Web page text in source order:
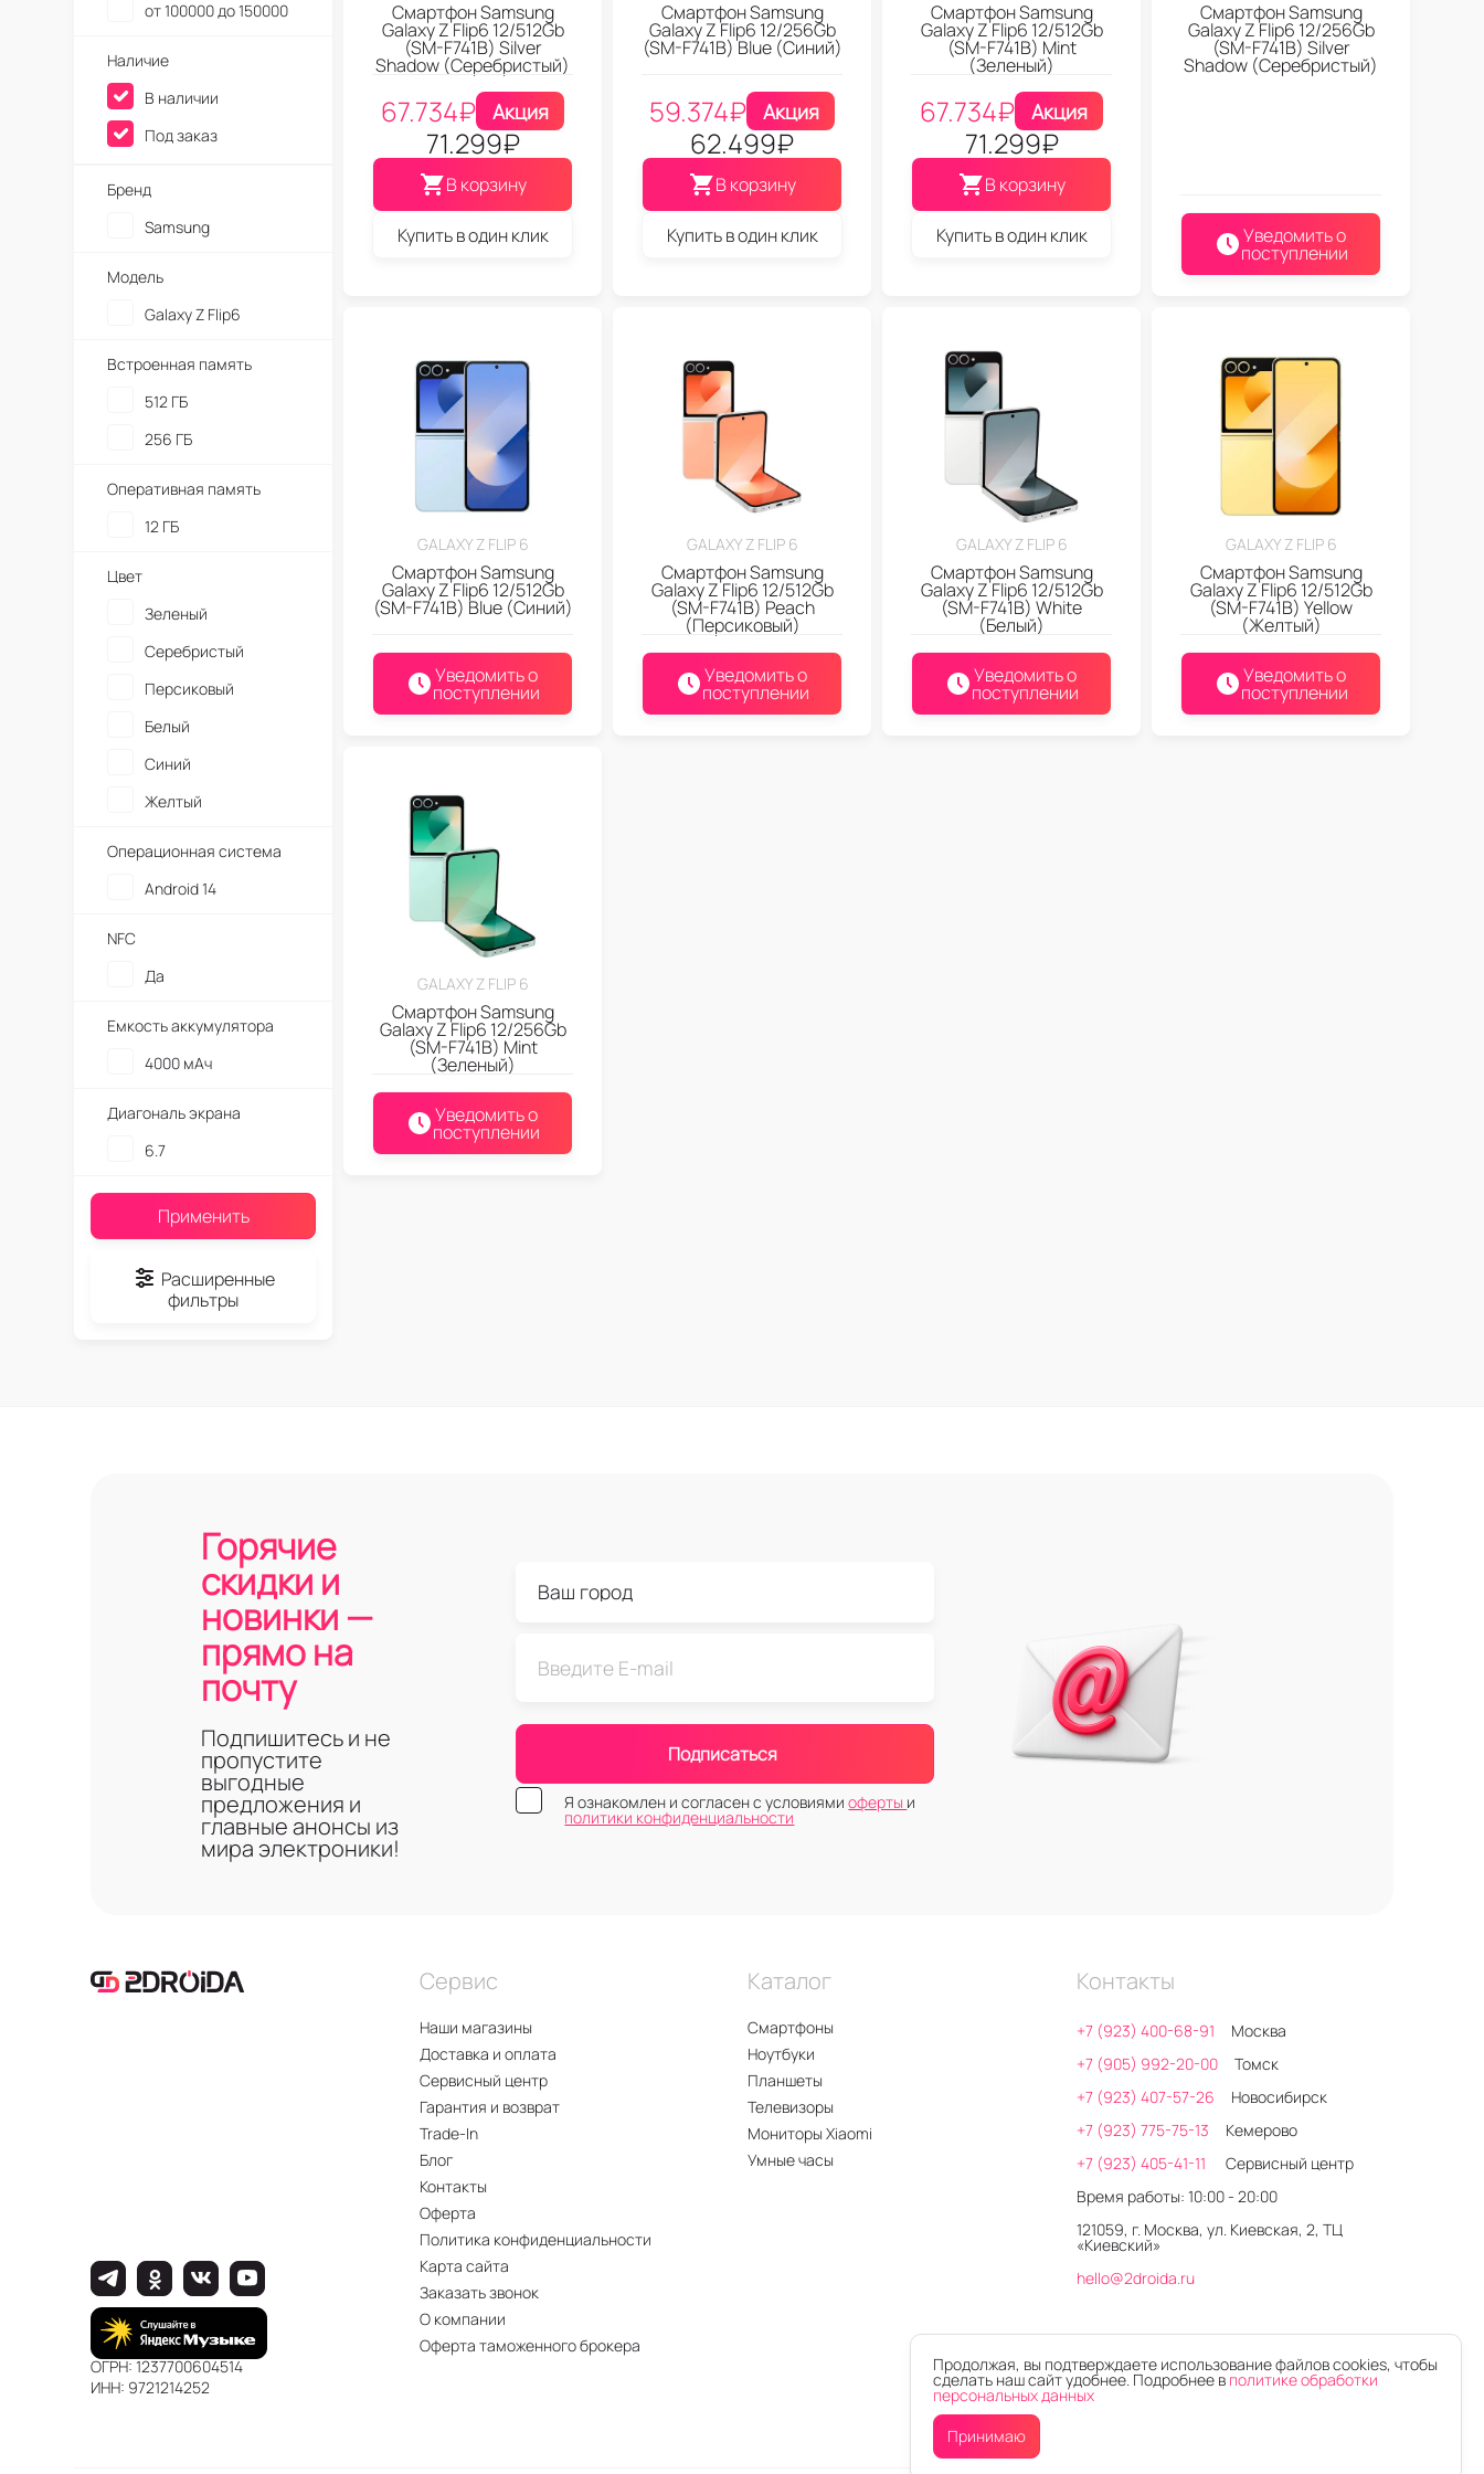
Смартфон Samsung
Galaxy Z Flip6 12/512Gb
(SM-F741B) Silver
Shadow (Серебристый)
67.734₽ Акция
71.299₽
В корзину
Купить в один клик
Смартфон Samsung
Galaxy Z Flip6 12/256Gb
(SM-F741B) Blue (Синий)
59.374₽ Акция
62.499₽
В корзину
Купить в один клик
Смартфон Samsung
Galaxy Z Flip6 12/512Gb
(SM-F741B) Mint
(Зеленый)
67.734₽ Акция
71.299₽
В корзину
Купить в один клик
Смартфон Samsung
Galaxy Z Flip6 12/256Gb
(SM-F741B) Silver
Shadow (Серебристый)
Уведомить о
поступлении
GALAXY Z FLIP 6
Смартфон Samsung
Galaxy Z Flip6 12/512Gb
(SM-F741B) Blue (Синий)
Уведомить о
поступлении
GALAXY Z FLIP 6
Смартфон Samsung
Galaxy Z Flip6 12/512Gb
(SM-F741B) Peach
(Персиковый)
Уведомить о
поступлении
GALAXY Z FLIP 6
Смартфон Samsung
Galaxy Z Flip6 12/512Gb
(SM-F741B) White
(Белый)
Уведомить о
поступлении
GALAXY Z FLIP 6
Смартфон Samsung
Galaxy Z Flip6 12/512Gb
(SM-F741B) Yellow
(Желтый)
Уведомить о
поступлении
GALAXY Z FLIP 6
Смартфон Samsung
Galaxy Z Flip6 12/256Gb
(SM-F741B) Mint
(Зеленый)
Уведомить о
поступлении
от 100000 до 150000
Наличие
В наличии
Под заказ
Бренд
Samsung
Модель
Galaxy Z Flip6
Встроенная память
512 ГБ
256 ГБ
Оперативная память
12 ГБ
Цвет
Зеленый
Серебристый
Персиковый
Белый
Синий
Желтый
Операционная система
Android 14
NFC
Да
Емкость аккумулятора
4000 мАч
Диагональ экрана
6.7
Применить
Расширенные
фильтры
Горячие
скидки и
новинки —
прямо на
почту
Подпишитесь и не
пропустите
выгодные
предложения и
главные анонсы из
мира электроники!
Подписаться
Я ознакомлен и согласен с условиямиоферты и
политики конфиденциальности
Сервис
Наши магазины
Доставка и оплата
Сервисный центр
Гарантия и возврат
Trade-In
Блог
Контакты
Оферта
Политика конфиденциальности
Карта сайта
Заказать звонок
О компании
Оферта таможенного брокера
Каталог
Смартфоны
Ноутбуки
Планшеты
Телевизоры
Мониторы Xiaomi
Умные часы
Контакты
+7 (923) 400-68-91
Москва
+7 (905) 992-20-00
Томск
+7 (923) 407-57-26
Новосибирск
+7 (923) 775-75-13
Кемерово
+7 (923) 405-41-11
Сервисный центр
Время работы: 10:00 - 20:00
121059, г. Москва, ул. Киевская, 2, ТЦ
«Киевский»
hello@2droida.ru
ОГРН: 1237700604514
ИНН: 9721214252
Продолжая, вы подтверждаете использование файлов cookies, чтобы
сделать наш сайт удобнее. Подробнее в политике обработки
персональных данных
Принимаю